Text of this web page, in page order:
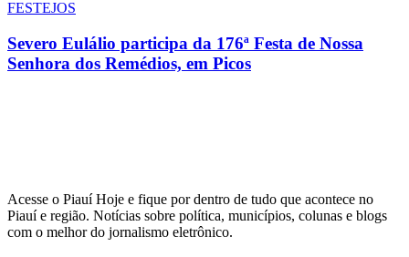
FESTEJOS
Severo Eulálio participa da 176ª Festa de Nossa
Senhora dos Remédios, em Picos
Acesse o Piauí Hoje e fique por dentro de tudo que acontece no
Piauí e região. Notícias sobre política, municípios, colunas e blogs
com o melhor do jornalismo eletrônico.